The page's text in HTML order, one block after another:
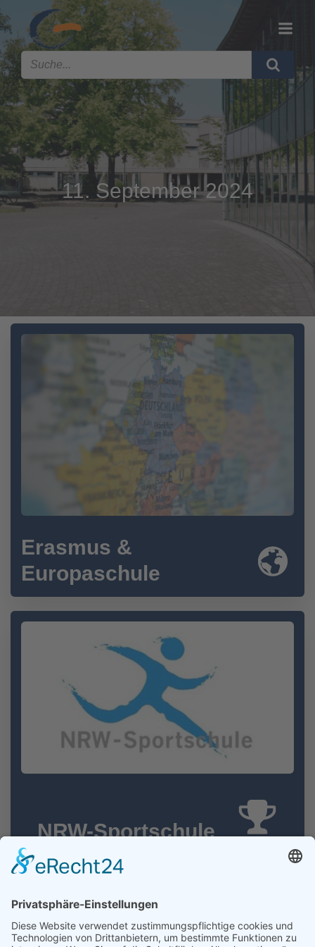
11. September 2024
Erasmus &
Europaschule
NRW-Sportschule